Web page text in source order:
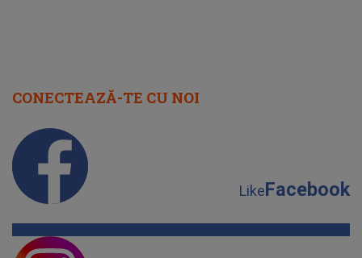
CONECTEAZĂ-TE CU NOI
LikeFacebook